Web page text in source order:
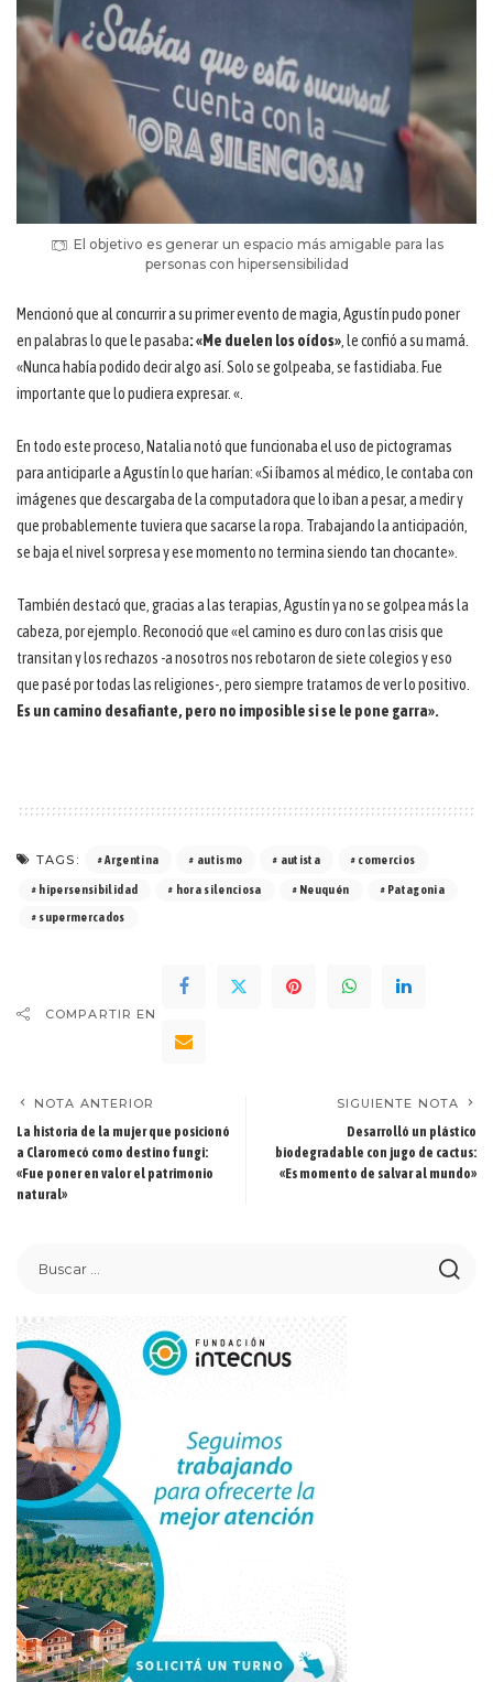
El objetivo es generar un espacio más amigable para las
personas con hipersensibilidad
Mencionó que al concurrir a su primer evento de magia, Agustín pudo poner
en palabras lo que le pasaba: «Me duelen los oídos», le confió a su mamá.
«Nunca había podido decir algo así. Solo se golpeaba, se fastidiaba. Fue
importante que lo pudiera expresar. «.
En todo este proceso, Natalia notó que funcionaba el uso de pictogramas
para anticiparle a Agustín lo que harían: «Si íbamos al médico, le contaba con
imágenes que descargaba de la computadora que lo iban a pesar, a medir y
que probablemente tuviera que sacarse la ropa. Trabajando la anticipación,
se baja el nivel sorpresa y ese momento no termina siendo tan chocante».
También destacó que, gracias a las terapias, Agustín ya no se golpea más la
cabeza, por ejemplo. Reconoció que «el camino es duro con las crisis que
transitan y los rechazos -a nosotros nos rebotaron de siete colegios y eso
que pasé por todas las religiones-, pero siempre tratamos de ver lo positivo.
Es un camino desafiante, pero no imposible si se le pone garra».
TAGS: Argentina autismo autista comercios
hipersensibilidad hora silenciosa Neuquén Patagonia
supermercados
COMPARTIR EN
NOTA ANTERIOR
La historia de la mujer que posicionó
a Claromecó como destino fungi:
«Fue poner en valor el patrimonio
natural»
SIGUIENTE NOTA
Desarrolló un plástico
biodegradable con jugo de cactus:
«Es momento de salvar al mundo»